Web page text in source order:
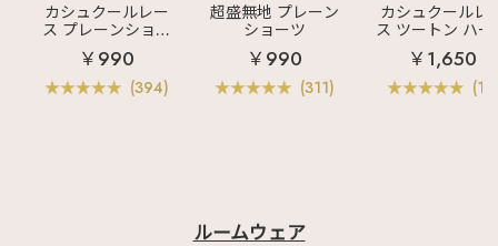
カシュクールレー
ス プレーンショー
ツ
￥990
(394)
超盛無地 プレーン
ショーツ
￥990
(311)
カシュクールレ
ス ツートン ハー
バックショーツ
￥1,650
(11)
ルームウェア